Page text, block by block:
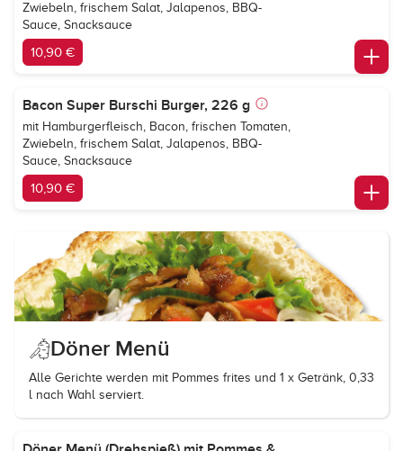
Zwiebeln, frischem Salat, Jalapenos, BBQ-
Sauce, Snacksauce
10,90 €
Bacon Super Burschi Burger, 226 g
mit Hamburgerfleisch, Bacon, frischen Tomaten,
Zwiebeln, frischem Salat, Jalapenos, BBQ-
Sauce, Snacksauce
10,90 €
Döner Menü
Alle Gerichte werden mit Pommes frites und 1 x Getränk, 0,33
l nach Wahl serviert.